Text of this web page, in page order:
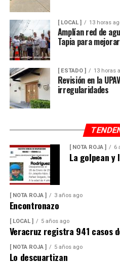
[ LOCAL ] 13 horas
Amplían red de
Tapia para
[ ESTADO ] 13 horas
Revisión en la
irregularidades
[ NOTA ROJA ] 6
La golpean
[ NOTA ROJA ] 3 años ago
Encontronazo
[ LOCAL ] 5 años ago
Veracruz registra 941 casos
[ NOTA ROJA ] 5 años ago
Lo descuartizan